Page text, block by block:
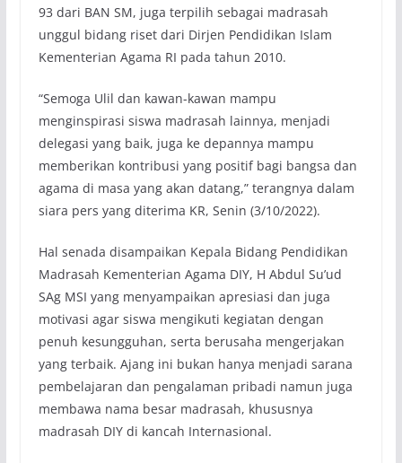
93 dari BAN SM, juga terpilih sebagai madrasah
unggul bidang riset dari Dirjen Pendidikan Islam
Kementerian Agama RI pada tahun 2010.
“Semoga Ulil dan kawan-kawan mampu
menginspirasi siswa madrasah lainnya, menjadi
delegasi yang baik, juga ke depannya mampu
memberikan kontribusi yang positif bagi bangsa dan
agama di masa yang akan datang,” terangnya dalam
siara pers yang diterima KR, Senin (3/10/2022).
Hal senada disampaikan Kepala Bidang Pendidikan
Madrasah Kementerian Agama DIY, H Abdul Su’ud
SAg MSI yang menyampaikan apresiasi dan juga
motivasi agar siswa mengikuti kegiatan dengan
penuh kesungguhan, serta berusaha mengerjakan
yang terbaik. Ajang ini bukan hanya menjadi sarana
pembelajaran dan pengalaman pribadi namun juga
membawa nama besar madrasah, khususnya
madrasah DIY di kancah Internasional.